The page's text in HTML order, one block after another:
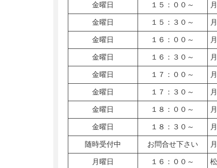
金曜日 １５：００～
金曜日 １５：３０～
金曜日 １６：００～
金曜日 １６：３０～
金曜日 １７：００～
金曜日 １７：３０～
金曜日 １８：００～
金曜日 １８：３０～
随時受付中 お問合せ下さい
月曜日 １６：００～